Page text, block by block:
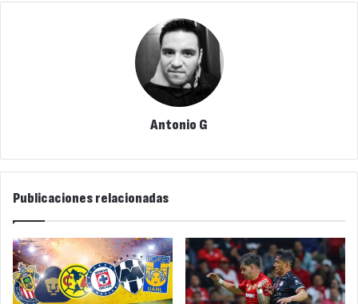
Antonio G
Publicaciones relacionadas